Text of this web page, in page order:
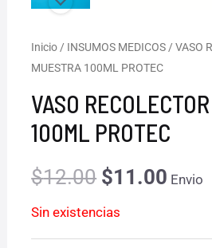
Inicio / INSUMOS MEDICOS / VASO
MUESTRA 100ML PROTEC
VASO
100ML PROTEC
$12.00
El
precio
original
era:
$12.00.
$11.00
El
Envio
Sin existencias